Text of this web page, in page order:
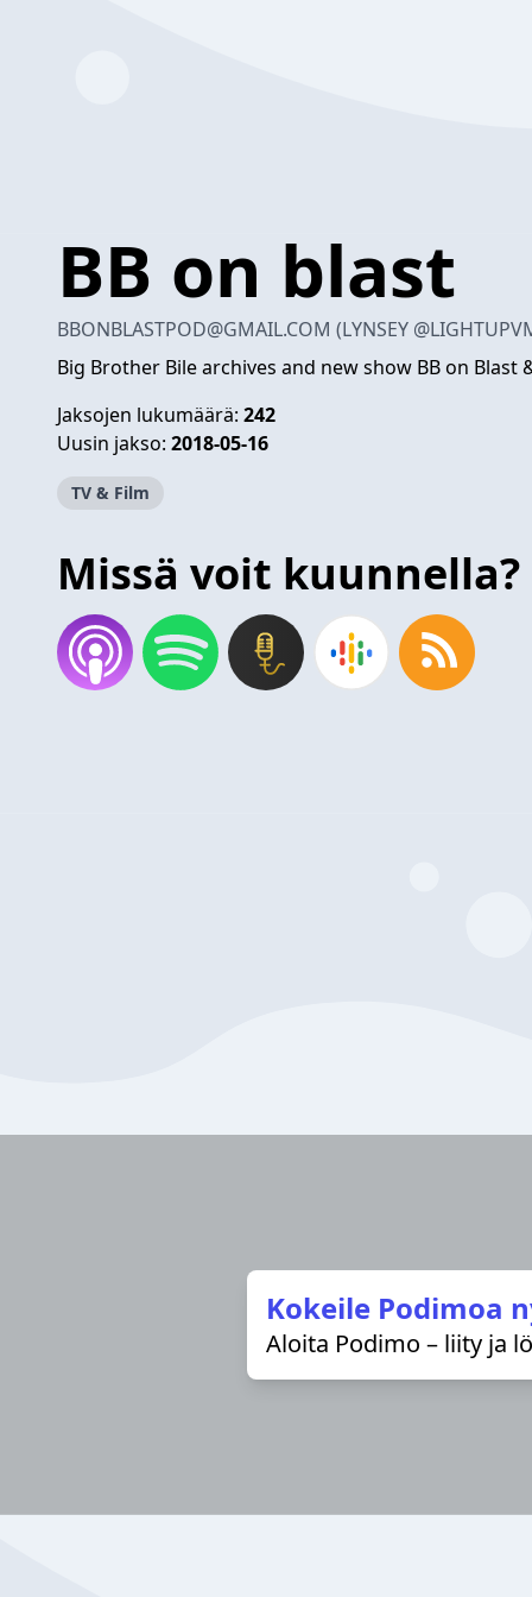
BB on blast
BBONBLASTPOD@GMAIL.COM (LYNSEY
Big Brother Bile archives and new show BB on Blast
Jaksojen lukumäärä: 242
Uusin jakso: 2018-05-16
TV & Film
Missä voit kuunnella?
Kokeile Podimoa
Aloita Podimo – liity ja